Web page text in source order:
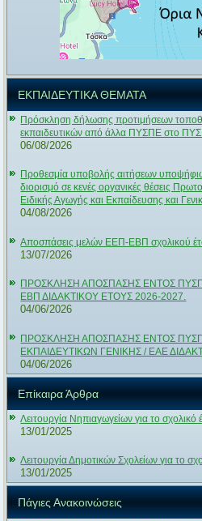
ΕΚΠΑΙΔΕΥΤΙΚΑ ΘΕΜΑΤΑ
Πρόσκληση δήλωσης προτιμήσεων
εκπαιδευτικών από άλλα ΠΥΣΠΕ στο
06/08/2026
Προθεσμία υποβολής αιτήσεων
διορισμό σε κενές οργανικές θέσεις
Ειδικής Αγωγής και Εκπαίδευσης και
04/08/2026
Αποσπάσεις μελών ΕΕΠ-ΕΒΠ σχολικού
13/07/2026
ΠΡΟΣΚΛΗΣΗ ΑΠΟΣΠΑΣΗΣ ΕΝΤΟΣ
ΕΒΠ ΔΙΔΑΚΤΙΚΟΥ ΕΤΟΥΣ 2026-2027.
04/06/2026
ΠΡΟΣΚΛΗΣΗ ΑΠΟΣΠΑΣΗΣ ΕΝΤΟΣ
ΕΚΠΑΙΔΕΥΤΙΚΩΝ ΓΕΝΙΚΗΣ / ΕΑΕ
04/06/2026
Επίκαιρα Άρθρα
Λειτουργία Νηπιαγωγείων για το
13/01/2025
Λειτουργία Δημοτικών Σχολείων για το
13/01/2025
Πάγιες Ανακοινώσεις